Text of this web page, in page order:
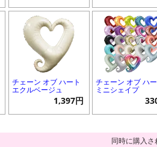
チェーン オブ ハート
エクルベージュ
1,397円
チェーン オブ ハ
ミニシェイプ
同時に購入